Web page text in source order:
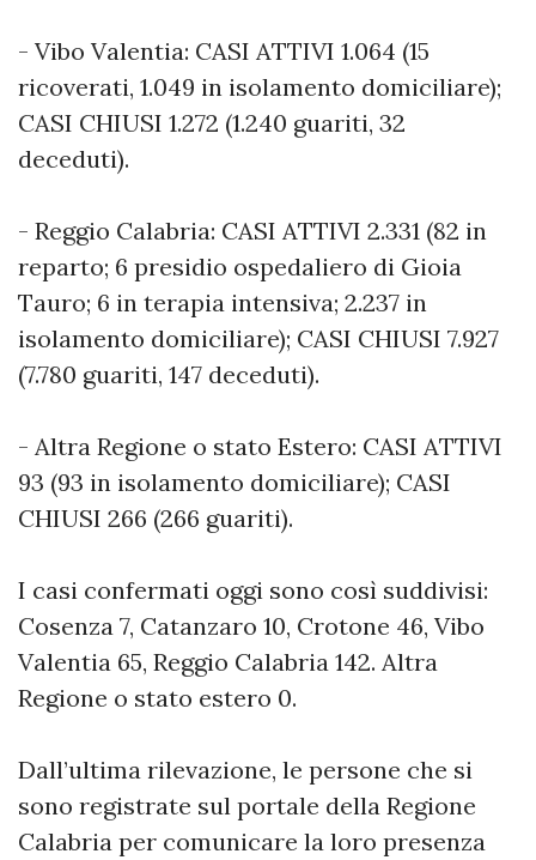
- Vibo Valentia: CASI ATTIVI 1.064 (15
ricoverati, 1.049 in isolamento domiciliare);
CASI CHIUSI 1.272 (1.240 guariti, 32
deceduti).
- Reggio Calabria: CASI ATTIVI 2.331 (82 in
reparto; 6 presidio ospedaliero di Gioia
Tauro; 6 in terapia intensiva; 2.237 in
isolamento domiciliare); CASI CHIUSI 7.927
(7.780 guariti, 147 deceduti).
- Altra Regione o stato Estero: CASI ATTIVI
93 (93 in isolamento domiciliare); CASI
CHIUSI 266 (266 guariti).
I casi confermati oggi sono così suddivisi:
Cosenza 7, Catanzaro 10, Crotone 46, Vibo
Valentia 65, Reggio Calabria 142. Altra
Regione o stato estero 0.
Dall’ultima rilevazione, le persone che si
sono registrate sul portale della Regione
Calabria per comunicare la loro presenza